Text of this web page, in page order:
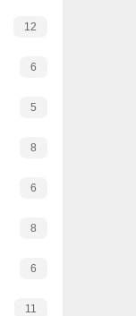
12
6
5
8
6
8
6
11